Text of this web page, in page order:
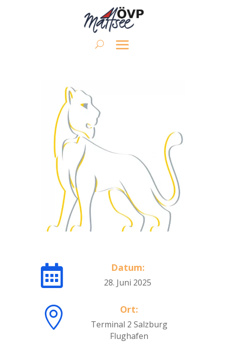
 Datum:
28. Juni 2025
 Ort:
Terminal 2 Salzburg
Flughafen